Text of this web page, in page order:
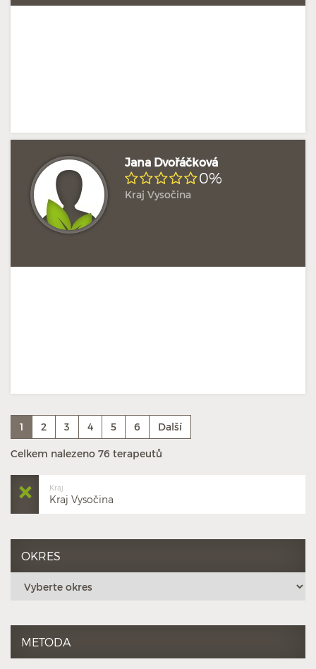
Jana Dvořáčková
0%
Kraj Vysočina
1 2 3 4 5 6 Další
Celkem nalezeno 76 terapeutů
Kraj
Kraj Vysočina
OKRES
METODA